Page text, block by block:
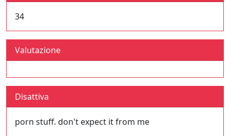
34
Valutazione
Disattiva
porn stuff. don't expect it from me